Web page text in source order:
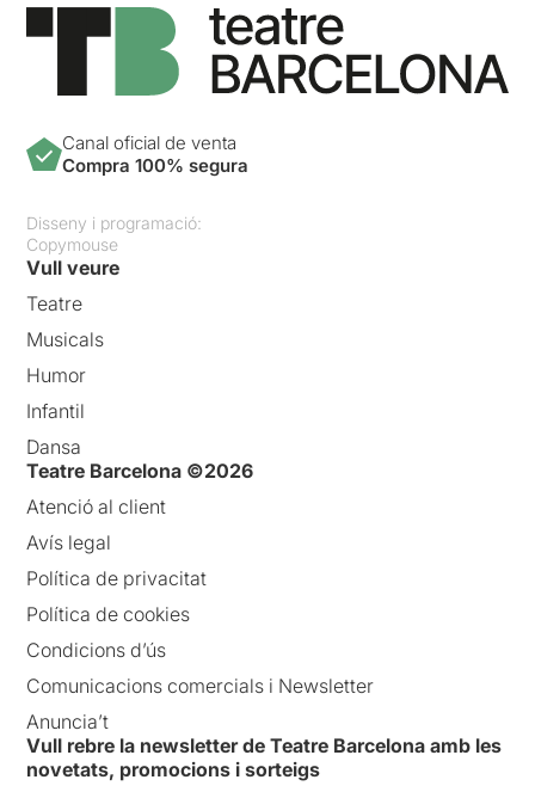
Canal oficial de venta
Compra 100% segura
Disseny i programació:
Copymouse
Vull veure
Teatre
Musicals
Humor
Infantil
Dansa
Teatre Barcelona ©2026
Atenció al client
Avís legal
Política de privacitat
Política de cookies
Condicions d’ús
Comunicacions comercials i Newsletter
Anuncia’t
Vull rebre la newsletter de Teatre Barcelona amb les
novetats, promocions i sorteigs